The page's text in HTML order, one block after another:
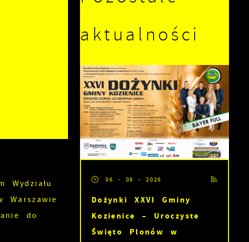
Warszawie
do
aktualności
06 - 08 - 2026
Dożynki XXVI Gminy
Kozienice – Uroczyste
Święto Plonów w